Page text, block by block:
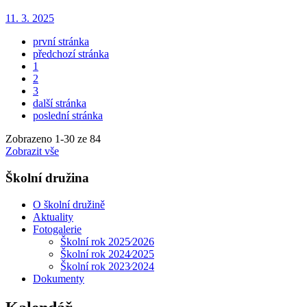
11. 3. 2025
první stránka
předchozí stránka
1
2
3
další stránka
poslední stránka
Zobrazeno 1-30 ze 84
Zobrazit vše
Školní družina
O školní družině
Aktuality
Fotogalerie
Školní rok 2025⁄2026
Školní rok 2024⁄2025
Školní rok 2023⁄2024
Dokumenty